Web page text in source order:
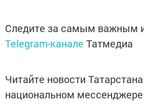
Следите за самым важным
Telegram-канале Татмедиа
Читайте новости
национальном